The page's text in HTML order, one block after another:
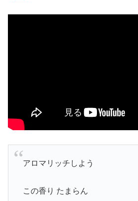
アロマリッチしよう
この香り たまらん